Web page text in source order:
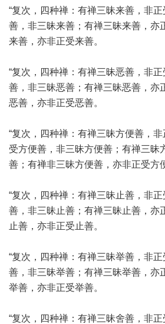
“复次，四种禅：有禅三昧来善，非
善，非三昧来善；有禅三昧来善，亦
来善，亦非正受来善。
“复次，四种禅：有禅三昧恶善，非
善，非三昧恶善；有禅三昧恶善，亦
恶善，亦非正受恶善。
“复次，四种禅：有禅三昧方便善，
受方便善，非三昧方便善；有禅三昧
善；有禅非三昧方便善，亦非正受方
“复次，四种禅：有禅三昧止善，非
善，非三昧止善；有禅三昧止善，亦
止善，亦非正受止善。
“复次，四种禅：有禅三昧举善，非
善，非三昧举善；有禅三昧举善，亦
举善，亦非正受举善。
“复次，四种禅：有禅三昧舍善，非